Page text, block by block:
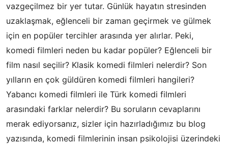
vazgeçilmez bir yer tutar. Günlük hayatın stresinden
uzaklaşmak, eğlenceli bir zaman geçirmek ve gülmek
için en popüler tercihler arasında yer alırlar. Peki,
komedi filmleri neden bu kadar popüler? Eğlenceli bir
film nasıl seçilir? Klasik komedi filmleri nelerdir? Son
yılların en çok güldüren komedi filmleri hangileri?
Yabancı komedi filmleri ile Türk komedi filmleri
arasındaki farklar nelerdir? Bu soruların cevaplarını
merak ediyorsanız, sizler için hazırladığımız bu blog
yazısında, komedi filmlerinin insan psikolojisi üzerindeki